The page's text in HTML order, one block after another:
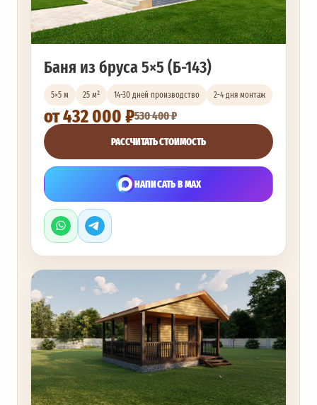
Баня из бруса 5×5 (Б-143)
5×5 м 25 м² 14-30 дней производство 2-4 дня монтаж
от 432 000 ₽530 400 ₽
РАССЧИТАТЬ СТОИМОСТЬ
НАПИСАТЬ В MAX